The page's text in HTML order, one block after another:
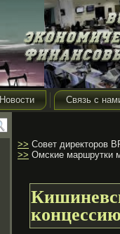
Новости Связь с
>> Совет директоров
>> Омские маршрутки